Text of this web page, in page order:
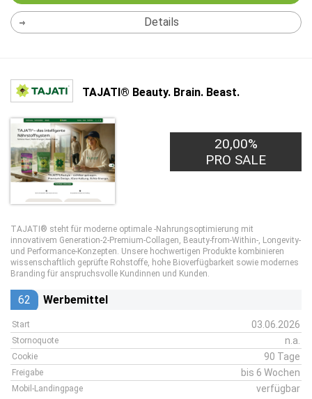
Details
TAJATI® Beauty. Brain. Beast.
20,00%
PRO SALE
TAJATI® steht für moderne optimale -Nahrungsoptimierung mit
innovativem Generation-2-Premium-Collagen, Beauty-from-Within-, Longevity-
und Performance-Konzepten. Unsere hochwertigen Produkte kombinieren
wissenschaftlich geprüfte Rohstoffe, hohe Bioverfügbarkeit sowie modernes
Branding für anspruchsvolle Kundinnen und Kunden.
62 Werbemittel
Start 03.06.2026
Stornoquote n.a.
Cookie 90 Tage
Freigabe bis 6 Wochen
Mobil-Landingpage verfügbar